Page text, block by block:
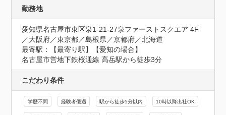
勤務地
愛知県名古屋市東区泉1-21-27泉ファーストスクエア 4F
／大阪府／東京都／島根県／京都府／北海道
最寄駅：【最寄り駅】【愛知の場合】
名古屋市営地下鉄桜通線 高岳駅から徒歩3分
こだわり条件
学歴不問 経験者優遇 駅から徒歩5分以内 10時以降出社OK